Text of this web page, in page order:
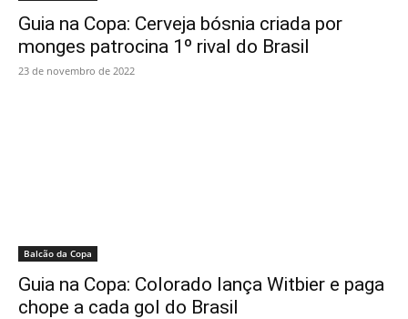
Guia na Copa: Cerveja bósnia criada por
monges patrocina 1º rival do Brasil
23 de novembro de 2022
Balcão da Copa
Guia na Copa: Colorado lança Witbier e paga
chope a cada gol do Brasil